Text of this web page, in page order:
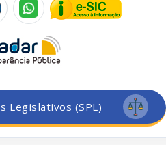
Legislativos (SPL)